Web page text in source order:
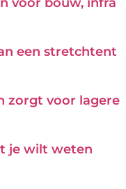
een stretchtent
zorgt voor lagere
je wilt weten